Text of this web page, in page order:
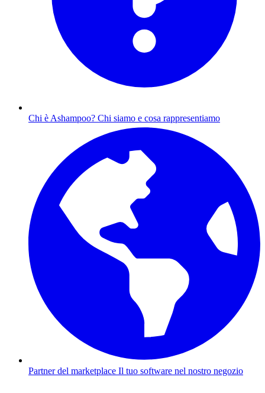
Chi è Ashampoo? Chi siamo e cosa rappresentiamo
Partner del marketplace Il tuo software nel nostro negozio